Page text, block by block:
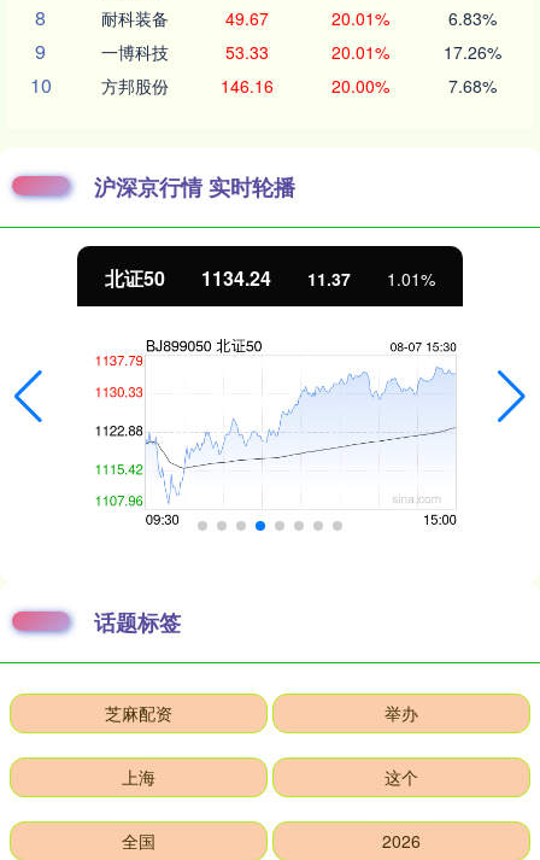
8 耐科装备 49.67 20.01% 6.83%
9 一博科技 53.33 20.01% 17.26%
10 方邦股份 146.16 20.00% 7.68%
沪深京行情 实时轮播
北证50 1134.24 11.37 1.01%
话题标签
芝麻配资 举办
上海 这个
全国 2026